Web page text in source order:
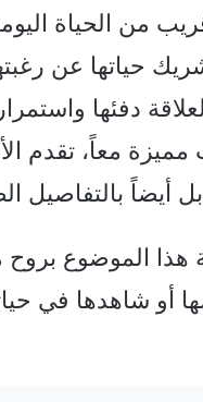
من الحياة
حياتها عن
دفئها
معاً، تقدم
أيضاً بالتفاصيل
هذا الموضوع
أو شاهدها في